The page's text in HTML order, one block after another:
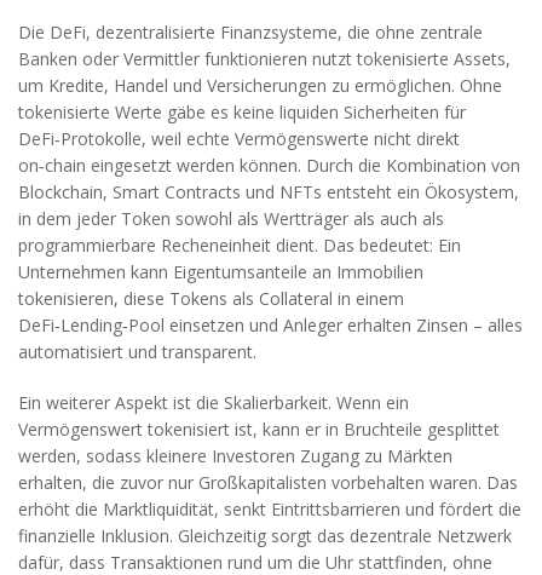
Die DeFi, dezentralisierte Finanzsysteme, die ohne zentrale
Banken oder Vermittler funktionieren nutzt tokenisierte Assets,
um Kredite, Handel und Versicherungen zu ermöglichen. Ohne
tokenisierte Werte gäbe es keine liquiden Sicherheiten für
DeFi‑Protokolle, weil echte Vermögenswerte nicht direkt
on‑chain eingesetzt werden können. Durch die Kombination von
Blockchain, Smart Contracts und NFTs entsteht ein Ökosystem,
in dem jeder Token sowohl als Wertträger als auch als
programmierbare Recheneinheit dient. Das bedeutet: Ein
Unternehmen kann Eigentumsanteile an Immobilien
tokenisieren, diese Tokens als Collateral in einem
DeFi‑Lending‑Pool einsetzen und Anleger erhalten Zinsen – alles
automatisiert und transparent.
Ein weiterer Aspekt ist die Skalierbarkeit. Wenn ein
Vermögenswert tokenisiert ist, kann er in Bruchteile gesplittet
werden, sodass kleinere Investoren Zugang zu Märkten
erhalten, die zuvor nur Großkapitalisten vorbehalten waren. Das
erhöht die Marktliquidität, senkt Eintrittsbarrieren und fördert die
finanzielle Inklusion. Gleichzeitig sorgt das dezentrale Netzwerk
dafür, dass Transaktionen rund um die Uhr stattfinden, ohne